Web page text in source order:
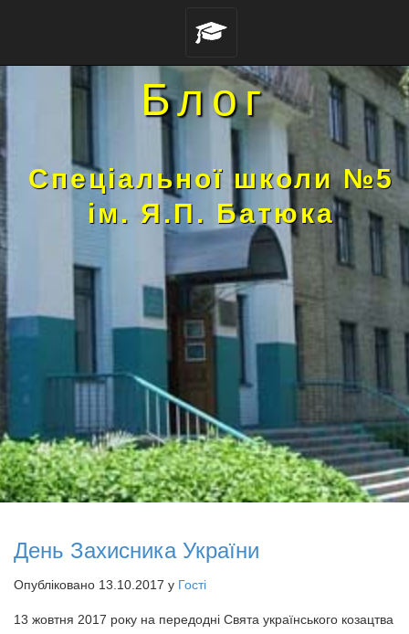
Блог
Спеціальної школи №5
ім. Я.П. Батюка
День Захисника України
Опубліковано 13.10.2017 у Гості
13 жовтня 2017 року на передодні Свята українського козацтва